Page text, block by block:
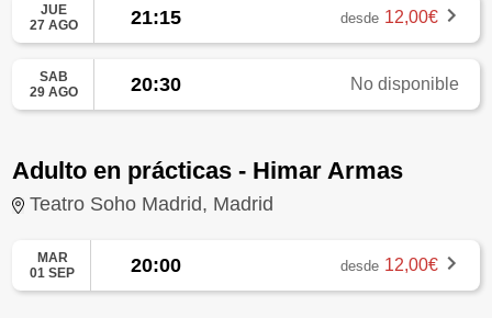
JUE
27 AGO
21:15 desde 12,00€
SAB
29 AGO
20:30 No disponible
Adulto en prácticas - Himar Armas
Teatro Soho Madrid, Madrid
MAR
01 SEP
20:00 desde 12,00€